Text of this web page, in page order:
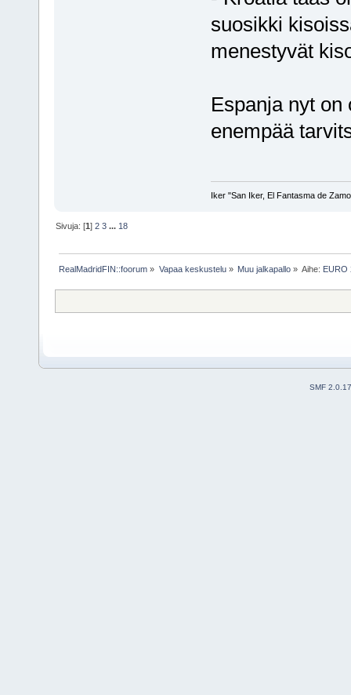
suosikki
menestyvät
Espanja nyt
enempää
Iker "San Iker, El Fantasma de
Sivuja: [1]2 3 ... 18
RealMadridFIN::foorum » Vapaa keskustelu» Muu jalkapallo» Aihe: EURO
SMF 2.0.17